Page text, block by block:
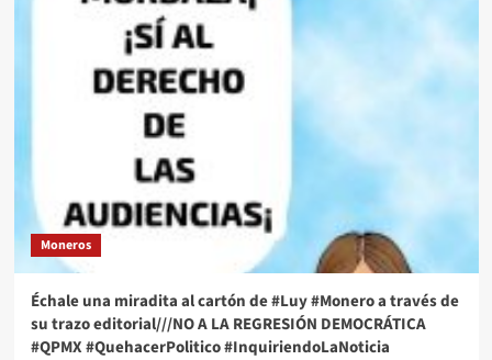
Moneros
Échale una miradita al cartón de #Luy #Monero a través de
su trazo editorial///NO A LA REGRESIÓN DEMOCRÁTICA
#QPMX #QuehacerPolitico #InquiriendoLaNoticia